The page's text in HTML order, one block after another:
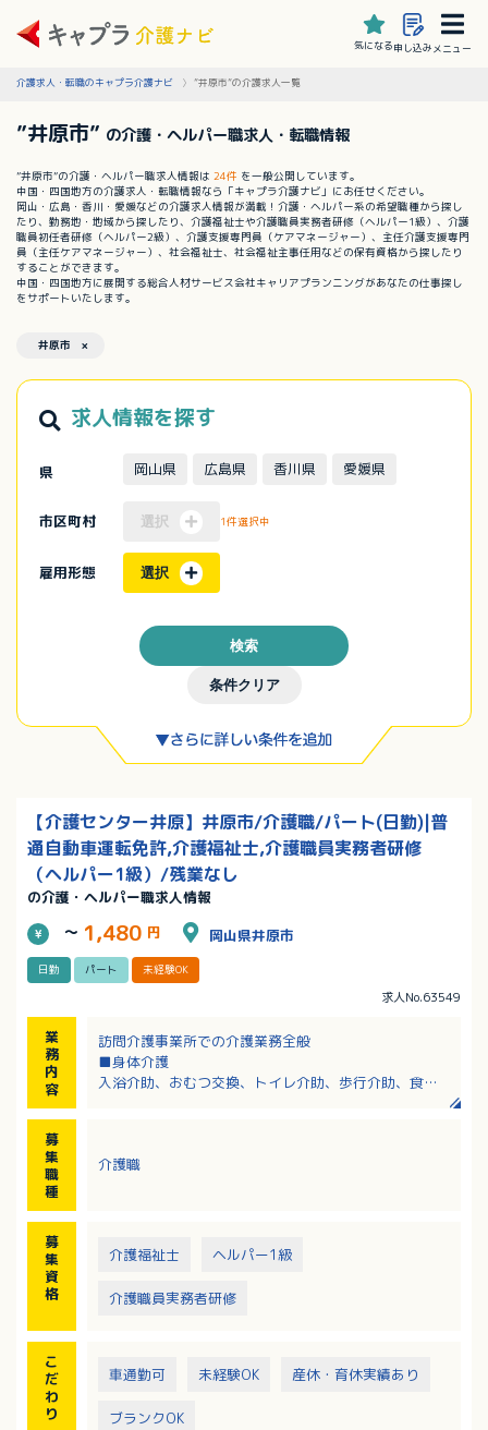
気になる申し込みメニュー
介護求人・転職のキャプラ介護ナビ ”井原市”の介護求人一覧
”井原市” の介護・ヘルパー職求人・転職情報
”井原市”の介護・ヘルパー職求人情報は 24件 を一般公開しています。
中国・四国地方の介護求人・転職情報なら「キャプラ介護ナビ」にお任せください。
岡山・広島・香川・愛媛などの介護求人情報が満載！介護・ヘルパー系の希望職種から探し
たり、勤務地・地域から探したり、介護福祉士や介護職員実務者研修（ヘルパー1級）、介護
職員初任者研修（ヘルパー2級）、介護支援専門員（ケアマネージャー）、主任介護支援専門
員（主任ケアマネージャー）、社会福祉士、社会福祉主事任用などの保有資格から探したり
することができます。
中国・四国地方に展開する総合人材サービス会社キャリアプランニングがあなたの仕事探し
をサポートいたします。
井原市 ×
求人情報を探す
県 岡山県 広島県 香川県 愛媛県
市区町村 選択 1件選択中
雇用形態 選択
条件クリア
検索
【介護センター井原】井原市/介護職/パート(日勤)|普
通自動車運転免許,介護福祉士,介護職員実務者研修
（ヘルパー1級）/残業なし
の介護・ヘルパー職求人情報
～ 1,480 円 岡山県井原市
日勤 パート 未経験OK
求人No.63549
業
務
内
容
訪問介護事業所での介護業務全般
■身体介護
入浴介助、おむつ交換、トイレ介助、歩行介助、食事
募
集
職
種
介護職
募
集
資
格
介護福祉士 ヘルパー1級
介護職員実務者研修
こ
だ
わ
り
車通勤可 未経験OK 産休・育休実績あり
ブランクOK